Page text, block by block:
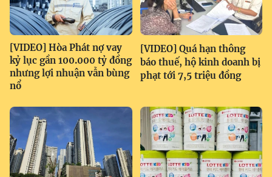
[VIDEO] Hòa Phát nợ vay
kỷ lục gần 100.000 tỷ đồng
nhưng lợi nhuận vẫn bùng
nổ
[VIDEO] Quá hạn thông
báo thuế, hộ kinh doanh bị
phạt tới 7,5 triệu đồng